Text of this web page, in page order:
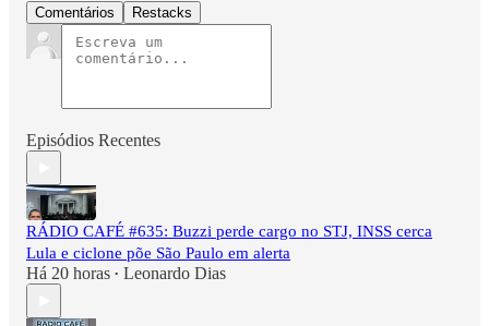
Comentários Restacks
Episódios Recentes
RÁDIO CAFÉ #635: Buzzi perde cargo no STJ, INSS cerca
Lula e ciclone põe São Paulo em alerta
Há 20 horas • Leonardo Dias